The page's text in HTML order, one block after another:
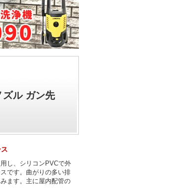
ル ガン先
し、シリコンPVCで外
です。曲がりの多い排
ます。主に屋内配管の